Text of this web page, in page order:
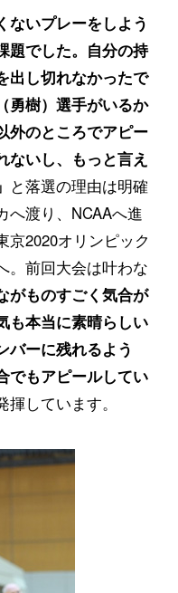
ないプレーをしよう
題でした。自分の持
出し切れなかったで
勇樹）選手がいるか
外のところでアピー
ないし、もっと言え
と落選の理由は明確
へ渡り、NCAAへ進
京2020オリンピック
。前回大会は叶わな
がものすごく気合が
も本当に素晴らしい
バーに残れるよう
でもアピールしてい
しています。